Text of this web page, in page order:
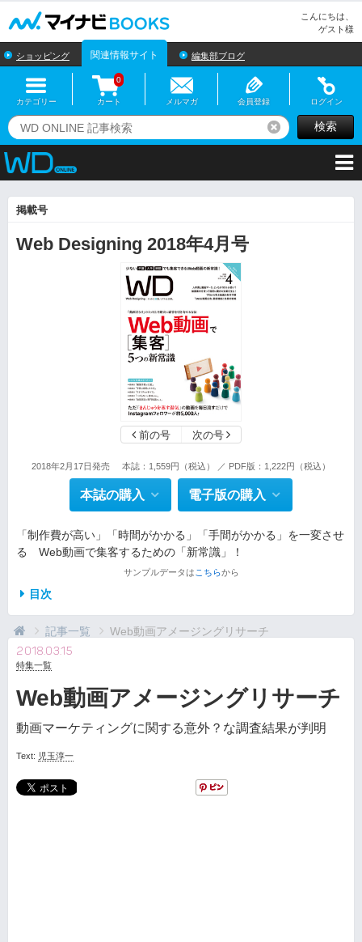
こんにちは、
ゲスト様
ショッピング 関連情報サイト 編集部ブログ
カテゴリー カート
0
メルマガ 会員登録 ログイン
リセット検索
掲載号
Web Designing 2018年4月号
前の号 次の号
2018年2月17日発売 本誌：1,559円（税込） ／ PDF版：1,222円（税込）
本誌の購入 電子版の購入
「制作費が高い」「時間がかかる」「手間がかかる」を一変させ
る Web動画で集客するための「新常識」！
サンプルデータは こちらから
目次
記事一覧 Web動画アメージングリサーチ
2018.03.15
特集一覧
Web動画アメージングリサーチ
動画マーケティングに関する意外？な調査結果が判明
Text: 児玉淳一